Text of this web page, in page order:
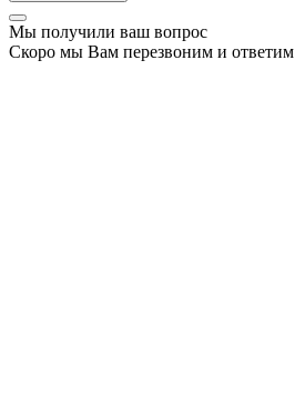
Мы получили ваш вопрос
Скоро мы Вам перезвоним и ответим